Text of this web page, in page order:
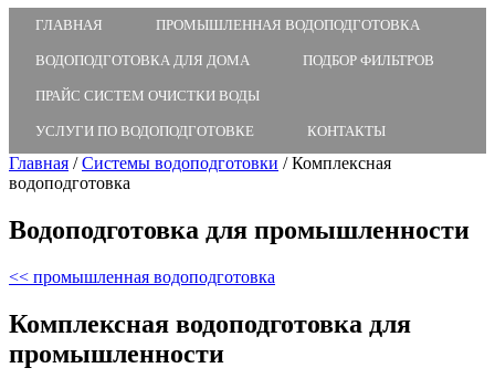
ГЛАВНАЯ ПРОМЫШЛЕННАЯ ВОДОПОДГОТОВКА
ВОДОПОДГОТОВКА ДЛЯ ДОМА ПОДБОР ФИЛЬТРОВ
ПРАЙС СИСТЕМ ОЧИСТКИ ВОДЫ
УСЛУГИ ПО ВОДОПОДГОТОВКЕ КОНТАКТЫ
Главная /Системы водоподготовки /Комплексная
водоподготовка
Водоподготовка для промышленности
<< промышленная водоподготовка
Комплексная водоподготовка для
промышленности